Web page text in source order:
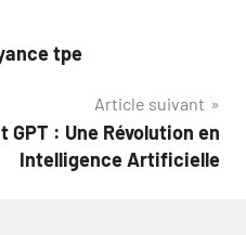
tpe
Article suivant
GPT : Une Révolution en
Intelligence Artificielle